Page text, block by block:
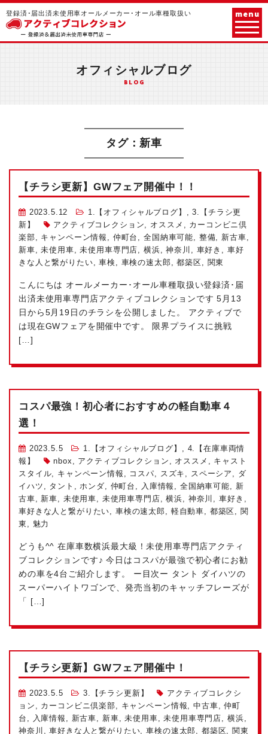
登録済･届出済未使用車オールメーカー･オール車種取扱い menu
オフィシャルブログ
BLOG
タグ：新車
【チラシ更新】GWフェア開催中！！
2023.5.12 1.【オフィシャルブログ】 ,3.【チラシ更
新】
アクティブコレクション オススメ
カーコンビニ倶
楽部
キャンペーン情報 仲町台 ,全国納車可能 整備 新古車
新車 ,未使用車 ,未使用車専門店 ,横浜 ,神奈川 車好き
車好
きな人と繋がりたい ,車検 車検の速太郎 ,都築区 関東
こんにちは オールメーカー･オール車種取扱い登録済･届
出済未使用車専門店アクティブコレクションです 5月13
日から5月19日のチラシを公開しました。 アクティブで
は現在GWフェアを開催中です。 限界プライスに挑戦
[…]
コスパ最強！初心者におすすめの軽自動車４
選！
2023.5.5 1.【オフィシャルブログ】
4.【在庫車両情
報】
nbox アクティブコレクション オススメ
キャスト
スタイル
キャンペーン情報 コスパ スズキ スペーシア
ダ
イハツ
タント ホンダ 仲町台 入庫情報 全国納車可能
新
古車
新車 未使用車 未使用車専門店 ,横浜 神奈川 車好き
車好きな人と繋がりたい
車検の速太郎 軽自動車 都築区
関
東
魅力
どうも^^ 在庫車数横浜最大級！未使用車専門店アクティ
ブコレクションです♪ 今日はコスパが最強で初心者にお勧
めの車を4台ご紹介します。 ー目次ー タント ダイハツの
スーパーハイトワゴンで、発売当初のキャッチフレーズが
「 […]
【チラシ更新】GWフェア開催中！
2023.5.5 3.【チラシ更新】
アクティブコレクシ
ョン
カーコンビニ倶楽部 キャンペーン情報 ,中古車 ,仲町
台
入庫情報 新古車 新車 ,未使用車 ,未使用車専門店 横浜
神奈川
,車好きな人と繋がりたい ,車検の速太郎 都築区 関東